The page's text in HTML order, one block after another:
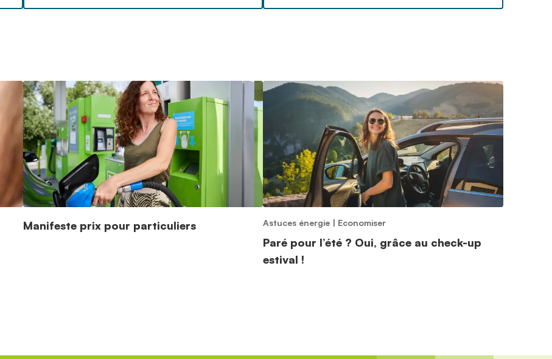
Manifeste prix pour particuliers Astuces énergie | Economiser
Paré pour l’été ? Oui, grâce au check-up
estival !